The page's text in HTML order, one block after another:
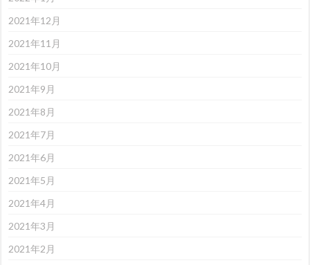
2021年12月
2021年11月
2021年10月
2021年9月
2021年8月
2021年7月
2021年6月
2021年5月
2021年4月
2021年3月
2021年2月